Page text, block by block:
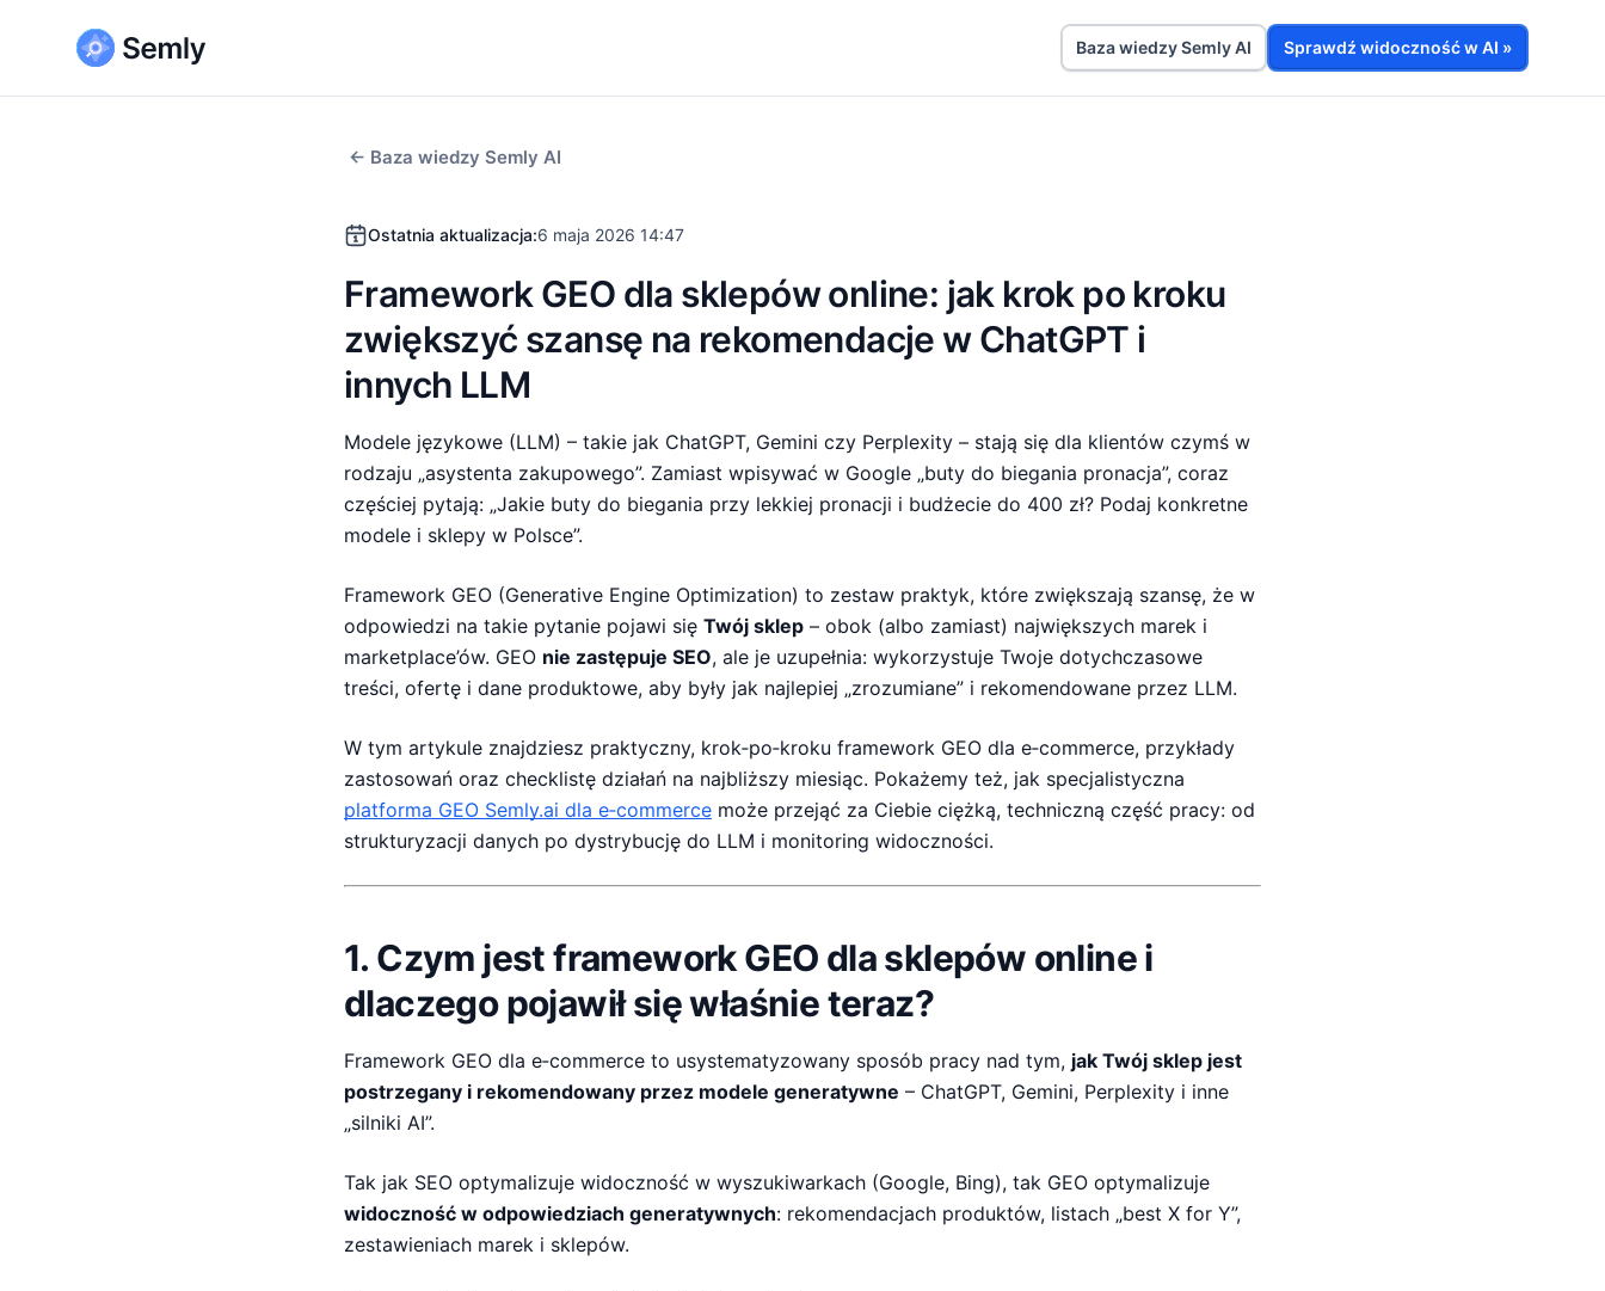
Baza wiedzy Semly AI Sprawdź widoczność w AI »
← Baza wiedzy Semly AI
Ostatnia aktualizacja:6 maja 2026 14:47
Framework GEO dla sklepów online: jak krok po kroku
zwiększyć szansę na rekomendacje w ChatGPT i
innych LLM
Modele językowe (LLM) – takie jak ChatGPT, Gemini czy Perplexity – stają się dla klientów czymś w
rodzaju „asystenta zakupowego”. Zamiast wpisywać w Google „buty do biegania pronacja”, coraz
częściej pytają: „Jakie buty do biegania przy lekkiej pronacji i budżecie do 400 zł? Podaj konkretne
modele i sklepy w Polsce”.
Framework GEO (Generative Engine Optimization) to zestaw praktyk, które zwiększają szansę, że w
odpowiedzi na takie pytanie pojawi się Twój sklep – obok (albo zamiast) największych marek i
marketplace’ów. GEO nie zastępuje SEO, ale je uzupełnia: wykorzystuje Twoje dotychczasowe
treści, ofertę i dane produktowe, aby były jak najlepiej „zrozumiane” i rekomendowane przez LLM.
W tym artykule znajdziesz praktyczny, krok‑po‑kroku framework GEO dla e‑commerce, przykłady
zastosowań oraz checklistę działań na najbliższy miesiąc. Pokażemy też, jak specjalistyczna
platforma GEO Semly.ai dla e‑commerce może przejąć za Ciebie ciężką, techniczną część pracy: od
strukturyzacji danych po dystrybucję do LLM i monitoring widoczności.
1. Czym jest framework GEO dla sklepów online i
dlaczego pojawił się właśnie teraz?
Framework GEO dla e‑commerce to usystematyzowany sposób pracy nad tym, jak Twój sklep jest
postrzegany i rekomendowany przez modele generatywne – ChatGPT, Gemini, Perplexity i inne
„silniki AI”.
Tak jak SEO optymalizuje widoczność w wyszukiwarkach (Google, Bing), tak GEO optymalizuje
widoczność w odpowiedziach generatywnych: rekomendacjach produktów, listach „best X for Y”,
zestawieniach marek i sklepów.